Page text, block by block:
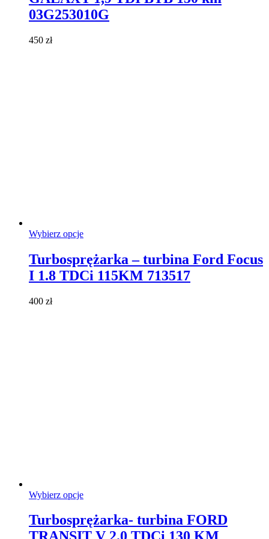
Opcje
można
03G253010G
450 zł
Wybierz opcjeTen
wiele
wariantów.
Turbosprężarka – turbina Ford Focus
I 1.8 TDCi 115KM 713517
400 zł
Wybierz opcjeTen
ma
wiele
Turbosprężarka- turbina FORD